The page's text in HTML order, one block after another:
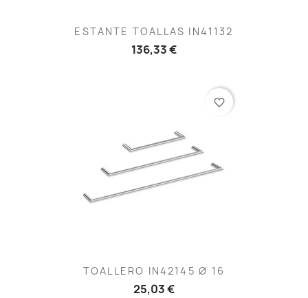
ESTANTE TOALLAS IN41132
136,33 €
TOALLERO IN42145 Ø 16
25,03 €
favorite_border